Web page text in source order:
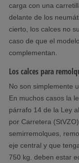
carga con una
delante de los
cierto, los calces no
caso de que el
complementan.
Los calces para
No son simplemente
En muchos casos la
párrafo 14 de la Ley
por Carretera
semirremolques,
eje central y que
750 kg. deben estar